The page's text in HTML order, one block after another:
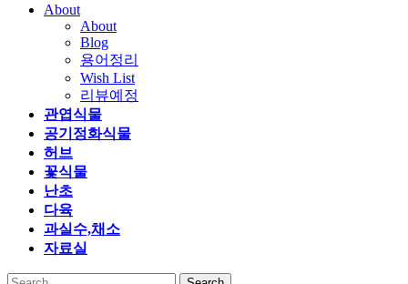
About
About
Blog
용어정리
Wish List
리뷰예정
관엽식물
공기정화식물
허브
꽃식물
난초
다육
과실수,채소
자료실